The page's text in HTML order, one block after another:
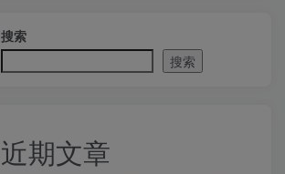
搜索
搜索
近期文章